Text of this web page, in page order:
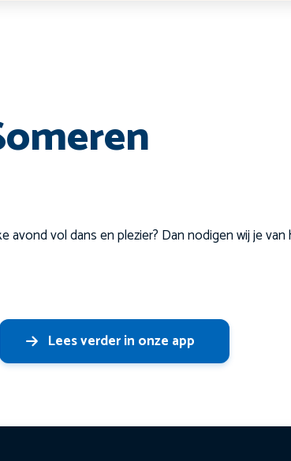
avond vol dans en plezier? Dan nodigen wij je
Lees verder in onze app